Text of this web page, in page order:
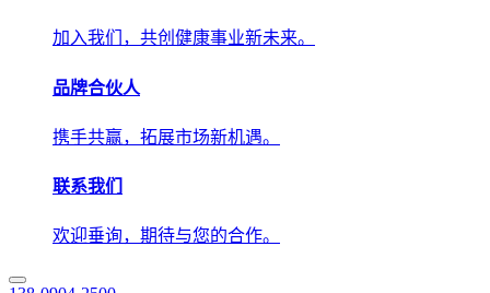
加入我们，共创健康事业新未来。
品牌合伙人
携手共赢，拓展市场新机遇。
联系我们
欢迎垂询，期待与您的合作。